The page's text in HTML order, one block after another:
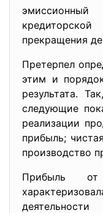
прекращения
Претерпел
этим и
результата.
следующие
реализации
прибыль;
производство
Прибыль от